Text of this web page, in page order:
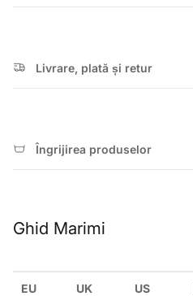
Livrare, plată și retur
Îngrijirea produselor
Ghid Marimi
EU UK US